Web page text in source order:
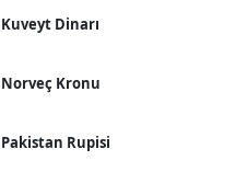
Kuveyt Dinarı
Norveç Kronu
Pakistan Rupisi